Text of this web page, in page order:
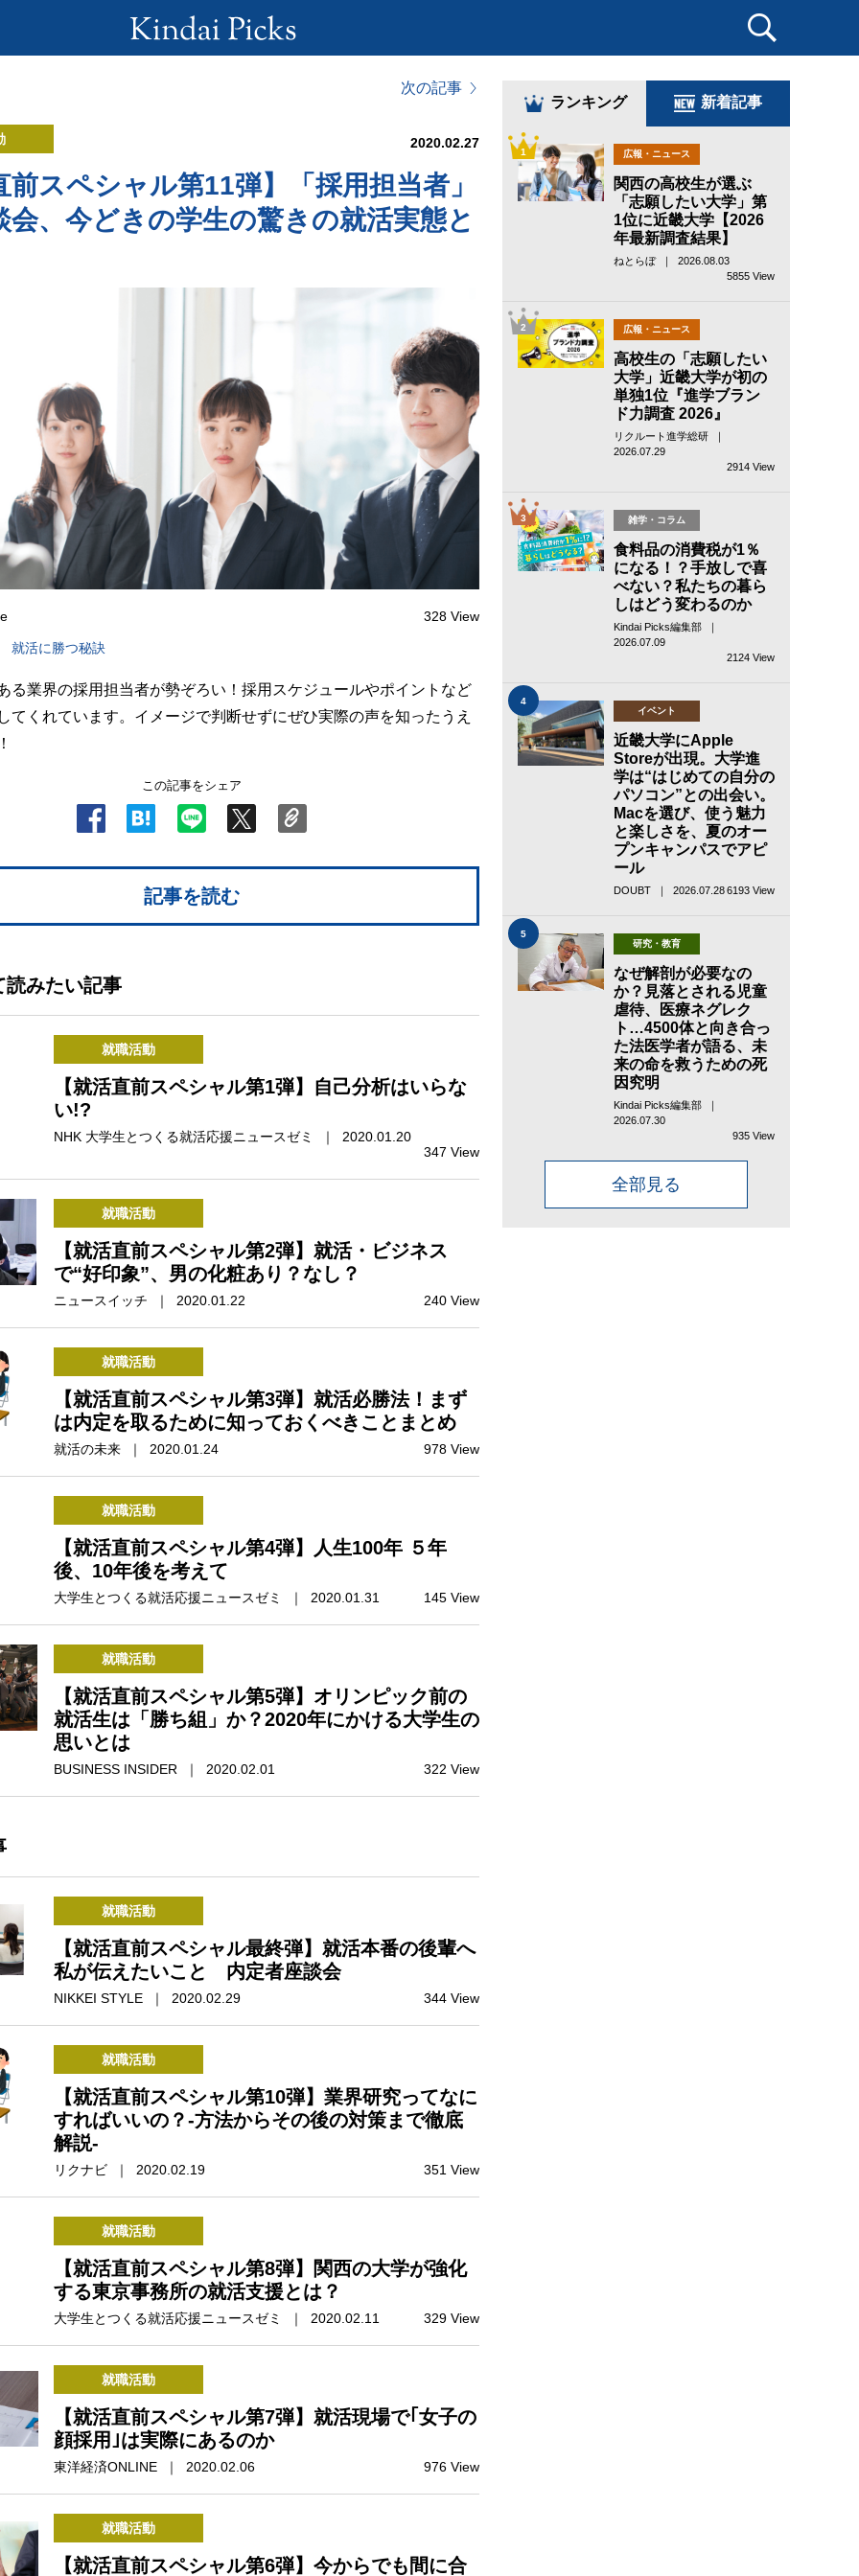
次の記事
2020.02.27
前スペシャル第11弾】「採用担当者」
会、今どきの学生の驚きの就活実態と
328 View
就活に勝つ秘訣
る業界の採用担当者が勢ぞろい！採用スケジュールやポイントなど
てくれています。イメージで判断せずにぜひ実際の声を知ったうえ
この記事をシェア
記事を読む
読みたい記事
就職活動
【就活直前スペシャル第1弾】自己分析はいらな
い!?
NHK 大学生とつくる就活応援ニュースゼミ ｜ 2020.01.20
347 View
就職活動
【就活直前スペシャル第2弾】就活・ビジネス
で“好印象”、男の化粧あり？なし？
ニュースイッチ ｜ 2020.01.22 240 View
就職活動
【就活直前スペシャル第3弾】就活必勝法！まず
は内定を取るために知っておくべきことまとめ
就活の未来 ｜ 2020.01.24 978 View
就職活動
【就活直前スペシャル第4弾】人生100年 ５年
後、10年後を考えて
大学生とつくる就活応援ニュースゼミ ｜ 2020.01.31 145 View
就職活動
【就活直前スペシャル第5弾】オリンピック前の
就活生は「勝ち組」か？2020年にかける大学生の
思いとは
BUSINESS INSIDER ｜ 2020.02.01 322 View
就職活動
【就活直前スペシャル最終弾】就活本番の後輩へ
私が伝えたいこと 内定者座談会
NIKKEI STYLE ｜ 2020.02.29 344 View
就職活動
【就活直前スペシャル第10弾】業界研究ってなに
すればいいの？-方法からその後の対策まで徹底
解説-
リクナビ ｜ 2020.02.19 351 View
就職活動
【就活直前スペシャル第8弾】関西の大学が強化
する東京事務所の就活支援とは？
大学生とつくる就活応援ニュースゼミ ｜ 2020.02.11 329 View
就職活動
【就活直前スペシャル第7弾】就活現場で｢女子の
顔採用｣は実際にあるのか
東洋経済ONLINE ｜ 2020.02.06 976 View
就職活動
【就活直前スペシャル第6弾】今からでも間に合
ランキング 新着記事
1 広報・ニュース
関西の高校生が選ぶ
「志願したい大学」第
1位に近畿大学【2026
年最新調査結果】
ねとらぼ ｜ 2026.08.03
5855 View
2 広報・ニュース
高校生の「志願したい
大学」近畿大学が初の
単独1位『進学ブラン
ド力調査 2026』
リクルート進学総研 ｜
2026.07.29
2914 View
3 雑学・コラム
食料品の消費税が1％
になる！？手放しで喜
べない？私たちの暮ら
しはどう変わるのか
Kindai Picks編集部 ｜
2026.07.09
2124 View
4
イベント
近畿大学にApple
Storeが出現。大学進
学は“はじめての自分の
パソコン”との出会い。
Macを選び、使う魅力
と楽しさを、夏のオー
プンキャンパスでアピ
ール
DOUBT ｜ 2026.07.286193 View
5
研究・教育
なぜ解剖が必要なの
か？見落とされる児童
虐待、医療ネグレク
ト…4500体と向き合っ
た法医学者が語る、未
来の命を救うための死
因究明
Kindai Picks編集部 ｜
2026.07.30
935 View
全部見る